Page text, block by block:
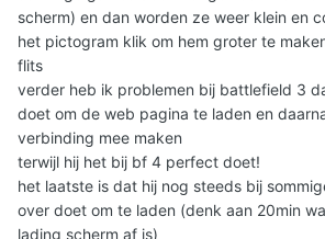
scherm) en dan worden ze weer klein en
het pictogram klik om hem groter te
flits
verder heb ik problemen bij battlefield 3
doet om de web pagina te laden en
verbinding mee maken
terwijl hij het bij bf 4 perfect doet!
het laatste is dat hij nog steeds bij
over doet om te laden (denk aan 20min
lading scherm af is)